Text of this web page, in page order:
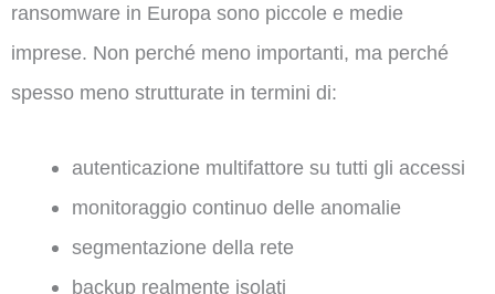
ransomware in Europa sono piccole e medie
imprese. Non perché meno importanti, ma perché
spesso meno strutturate in termini di:
autenticazione multifattore su tutti gli accessi
monitoraggio continuo delle anomalie
segmentazione della rete
backup realmente isolati